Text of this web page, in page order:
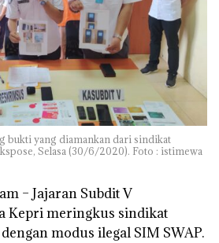
bukti yang diamankan dari sindikat
Selasa (30/6/2020). Foto : istimewa
– Jajaran Subdit V
Kepri meringkus sindikat
modus ilegal SIM SWAP.